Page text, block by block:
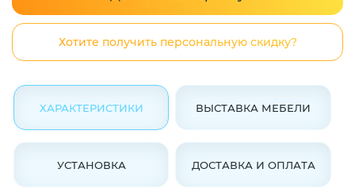
Хотите получить персональную скидку?
ХАРАКТЕРИСТИКИ ВЫСТАВКА МЕБЕЛИ
УСТАНОВКА ДОСТАВКА И ОПЛАТА